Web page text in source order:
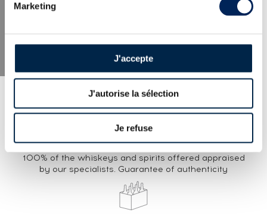
Marketing
J'accepte
J'autorise la sélection
Je refuse
EXPERTISE
100% of the whiskeys and spirits offered appraised
by our specialists. Guarantee of authenticity